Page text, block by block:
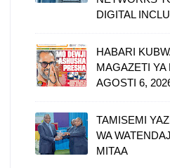
DIGITAL
HABARI
MAGAZETI YA
AGOSTI 6,
TAMISEMI
WA
MITAA